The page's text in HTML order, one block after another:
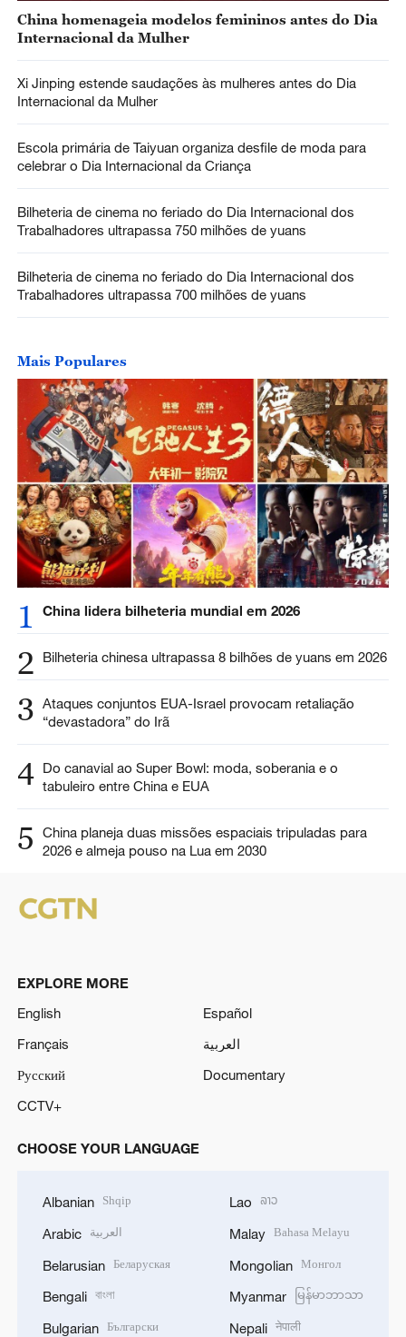
China homenageia modelos femininos antes do Dia
Internacional da Mulher
Xi Jinping estende saudações às mulheres antes do Dia
Internacional da Mulher
Escola primária de Taiyuan organiza desfile de moda para
celebrar o Dia Internacional da Criança
Bilheteria de cinema no feriado do Dia Internacional dos
Trabalhadores ultrapassa 750 milhões de yuans
Bilheteria de cinema no feriado do Dia Internacional dos
Trabalhadores ultrapassa 700 milhões de yuans
Mais Populares
1 China lidera bilheteria mundial em 2026
2 Bilheteria chinesa ultrapassa 8 bilhões de yuans em 2026
3 Ataques conjuntos EUA-Israel provocam retaliação
“devastadora” do Irã
4 Do canavial ao Super Bowl: moda, soberania e o
tabuleiro entre China e EUA
5
China planeja duas missões espaciais tripuladas para
2026 e almeja pouso na Lua em 2030
EXPLORE MORE
English
Español
Français
العربية
Русский
Documentary
CCTV+
CHOOSE YOUR LANGUAGE
Albanian Shqip
Arabic العربية
Belarusian Беларуская
Bengali বাংলা
Bulgarian Български
Lao ລາວ
Malay Bahasa Melayu
Mongolian Монгол
Myanmar မြန်မာဘာသာ
Nepali नेपाली